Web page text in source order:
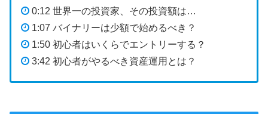
0:12 世界一の投資家、その投資額は…
1:07 バイナリーは少額で始めるべき？
1:50 初心者はいくらでエントリーする？
3:42 初心者がやるべき資産運用とは？